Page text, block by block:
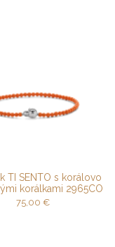
TI SENTO s korálovo
korálkami 2965CO
75,00 €